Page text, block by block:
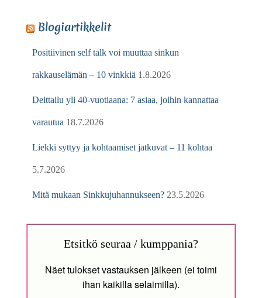
Blogiartikkelit
Positiivinen self talk voi muuttaa sinkun
rakkauselämän – 10 vinkkiä 1.8.2026
Deittailu yli 40-vuotiaana: 7 asiaa, joihin kannattaa
varautua 18.7.2026
Liekki syttyy ja kohtaamiset jatkuvat – 11 kohtaa
5.7.2026
Mitä mukaan Sinkkujuhannukseen? 23.5.2026
Etsitkö seuraa / kumppania?
Näet tulokset vastauksen jälkeen (ei toimi
ihan kaikilla selaimilla).